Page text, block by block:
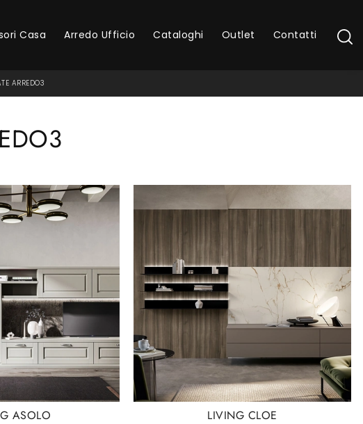
Casa Arredo Ufficio Cataloghi Outlet Contatti
ARREDO3
ASOLO LIVING CLOE